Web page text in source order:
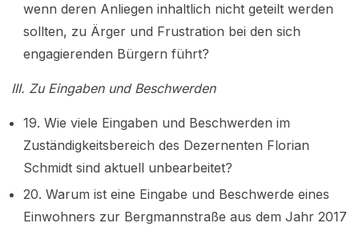
wenn deren Anliegen inhaltlich nicht geteilt werden
sollten, zu Ärger und Frustration bei den sich
engagierenden Bürgern führt?
III. Zu Eingaben und Beschwerden
19. Wie viele Eingaben und Beschwerden im
Zuständigkeitsbereich des Dezernenten Florian
Schmidt sind aktuell unbearbeitet?
20. Warum ist eine Eingabe und Beschwerde eines
Einwohners zur Bergmannstraße aus dem Jahr 2017